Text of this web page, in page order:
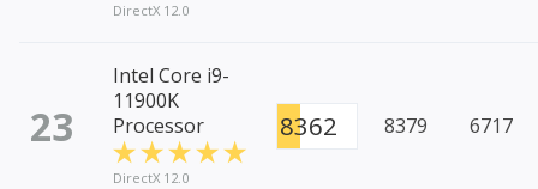
DirectX 12.0
23
Intel Core i9-
11900K
Processor
DirectX 12.0
8362 8379 6717